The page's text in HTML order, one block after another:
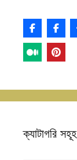
ক্যাটাগরি সহূহ